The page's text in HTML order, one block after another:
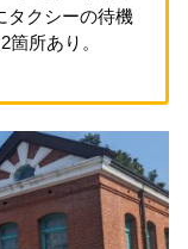
タクシーの待機
所あり。